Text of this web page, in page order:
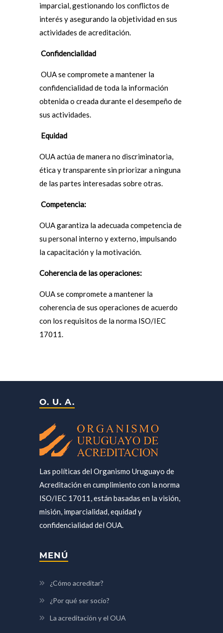
imparcial, gestionando los conflictos de
interés y asegurando la objetividad en sus
actividades de acreditación.
Confidencialidad
OUA se compromete a mantener la
confidencialidad de toda la información
obtenida o creada durante el desempeño de
sus actividades.
Equidad
OUA actúa de manera no discriminatoria,
ética y transparente sin priorizar a ninguna
de las partes interesadas sobre otras.
Competencia:
OUA garantiza la adecuada competencia de
su personal interno y externo, impulsando
la capacitación y la motivación.
Coherencia de las operaciones:
OUA se compromete a mantener la
coherencia de sus operaciones de acuerdo
con los requisitos de la norma ISO/IEC
17011.
O. U. A.
Las políticas del Organismo Uruguayo de
Acreditación en cumplimiento con la norma
ISO/IEC 17011, están basadas en la visión,
misión, imparcialidad, equidad y
confidencialidad del OUA.
MENÚ
¿Cómo acreditar?
¿Por qué ser socio?
La acreditación y el OUA